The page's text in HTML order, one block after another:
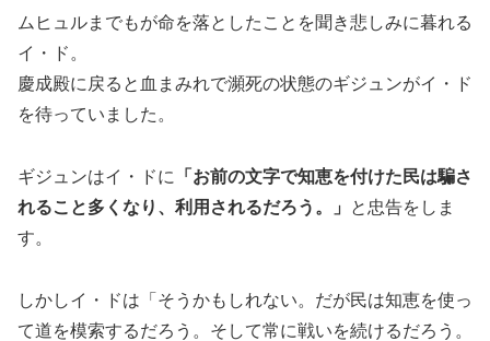
ムヒュルまでもが命を落としたことを聞き悲しみに暮れる
イ・ド。
慶成殿に戻ると血まみれで瀕死の状態のギジュンがイ・ド
を待っていました。
ギジュンはイ・ドに
「お前の文字で知恵を付けた民は騙さ
れること多くなり、利用されるだろう。」
と忠告をしま
す。
しかしイ・ドは「そうかもしれない。だが民は知恵を使っ
て道を模索するだろう。そして常に戦いを続けるだろう。